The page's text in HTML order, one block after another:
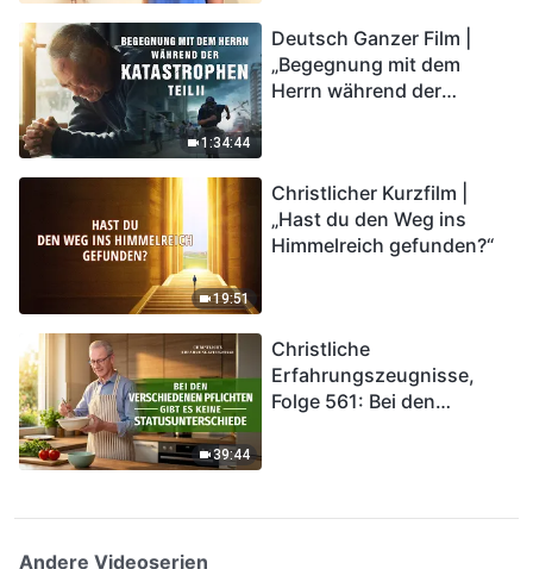
1:34:44
Deutsch Ganzer Film |
„Begegnung mit dem
Herrn während der
in das Königreich Gottes
eintreten?
19:51
Christlicher Kurzfilm |
„Hast du den Weg ins
Himmelreich gefunden?“
39:44
Christliche
Erfahrungszeugnisse,
Folge 561: Bei den
Andere Videoserien